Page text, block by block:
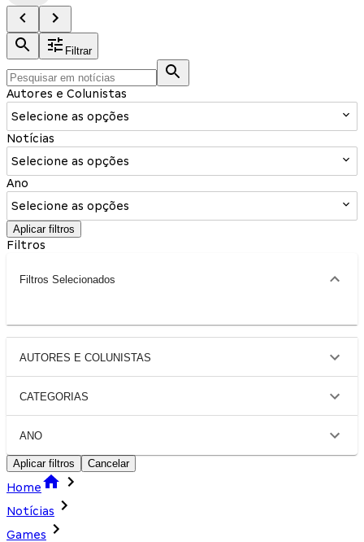
Filtrar
Autores e Colunistas
Selecione as opções
Notícias
Selecione as opções
Ano
Selecione as opções
Aplicar filtros
Filtros
Filtros Selecionados
AUTORES E COLUNISTAS
CATEGORIAS
ANO
Aplicar filtros Cancelar
Home
Notícias
Games